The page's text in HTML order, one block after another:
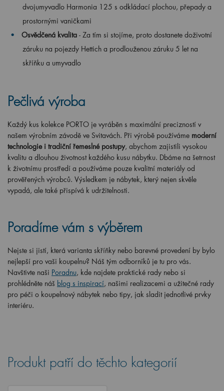
dvojumyvadlo Harmonia 125 s odkládací plochou, přepady a
prostornými vaničkami
Osvědčená kvalita - Za tím si stojíme, proto dostanete doživotní
záruku na pojezdy Hettich a prodlouženou záruku 5 let na
skříňku a umyvadlo
Pečlivá výroba
Každý kus kolekce PORTO je vyráběn s maximální precizností v
našem výrobním závodě ve Svitavách. Při výrobě používáme moderní
technologie i tradiční řemeslné postupy, abychom zajistili vysokou
kvalitu a dlouhou životnost každého kusu nábytku. Dbáme na šetrnost
k životnímu prostředí a používáme pouze kvalitní materiály od
prověřených výrobců. Výsledkem je nábytek, který nejen skvěle
vypadá, ale také přispívá k udržitelnosti.
Poradíme vám s výběrem
Nejste si jistí, která varianta skříňky nebo barevné provedení by bylo
nejlepší pro vaši koupelnu? Náš tým odborníků je tu pro vás.
Navštivte naši Poradnu, kde najdete praktické rady nebo si
prohlédněte náš blog s inspirací, našimi realizacemi a užitečné rady
pro péči o koupelnový nábytek nebo tipy, jak sladit jednotlivé prvky
interiéru.
Produkt patří do těchto kategorií